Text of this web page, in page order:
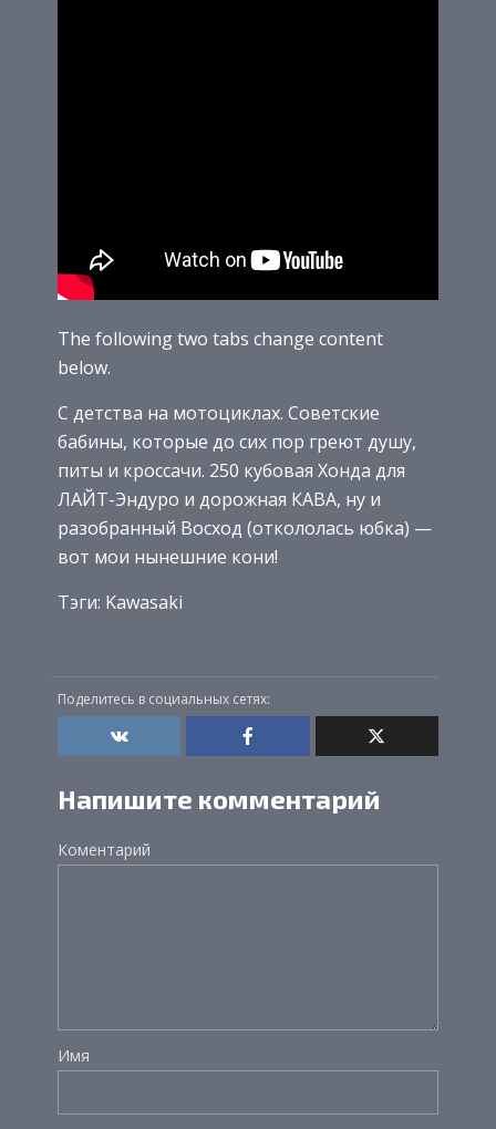
The following two tabs change content
below.
С детства на мотоциклах. Советские
бабины, которые до сих пор греют душу,
питы и кроссачи. 250 кубовая Хонда для
ЛАЙТ-Эндуро и дорожная КАВА, ну и
разобранный Восход (откололась юбка) —
вот мои нынешние кони!
Тэги: Kawasaki
Поделитесь в социальных сетях:
Напишите комментарий
Коментарий
Имя